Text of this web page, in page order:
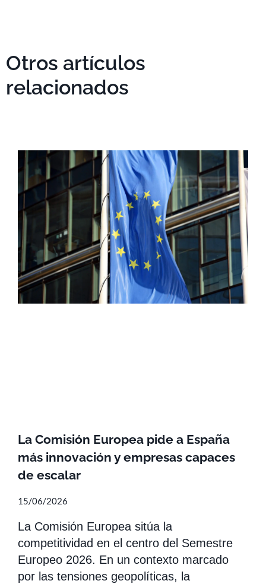
Otros artículos
relacionados
La Comisión Europea pide a España
más innovación y empresas capaces
de escalar
15/06/2026
La Comisión Europea sitúa la
competitividad en el centro del Semestre
Europeo 2026. En un contexto marcado
por las tensiones geopolíticas, la